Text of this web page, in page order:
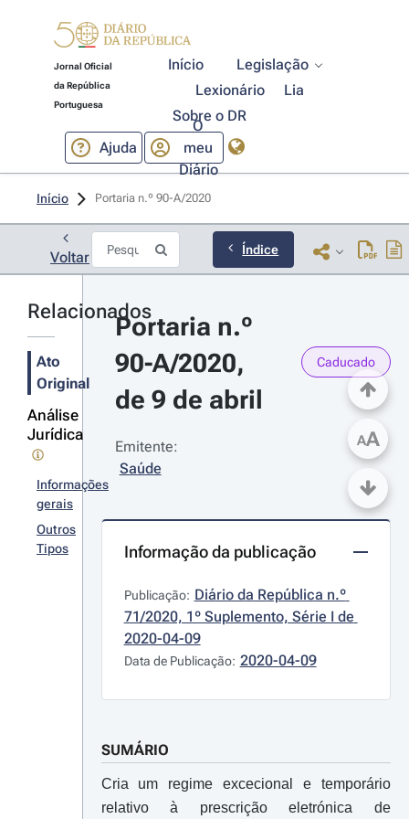
Jornal Oficial
da República
Portuguesa
Início
Legislação
Lexionário
Lia
Sobre o DR
Ajuda
O
meu
Diário
Início Portaria n.º 90-A/2020
Voltar Índice
Relacionados
Ato
Original
Análise
Jurídica
Informações
gerais
Outros
Tipos
Portaria n.º
90-A/2020,
de 9 de abril
Caducado
Emitente:
Saúde
Informação da publicação
Publicação: Diário da República n.º
71/2020, 1º Suplemento, Série I de
2020-04-09
Data de Publicação: 2020-04-09
SUMÁRIO
Cria um regime excecional e temporário
relativo à prescrição eletrónica de
AA